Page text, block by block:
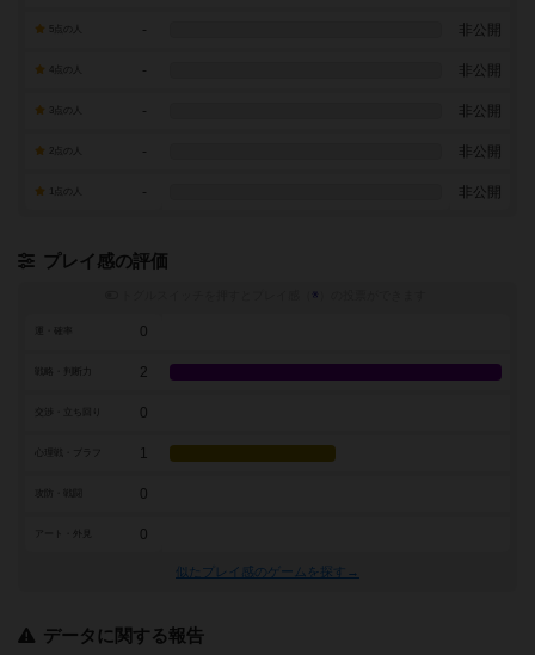
- 非公開
- 非公開
- 非公開
- 非公開
- 非公開
プレイ感の評価
※
0
戦略・判断力 2
0
1
0
アート・外見 0
似たプレイ感のゲームを探す→
データに関する報告